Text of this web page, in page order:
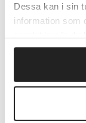
Dessa kan i sin
information som
Et behageligt
Et blåt 3-lags
Allergivenligt
det har den
Institutes of